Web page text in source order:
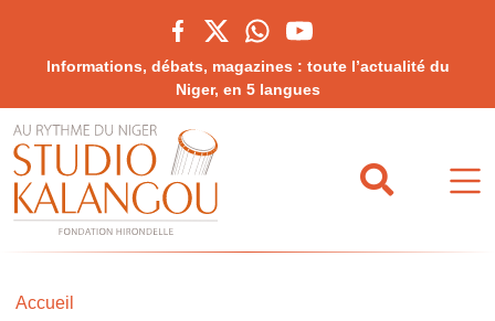
Informations, débats, magazines : toute l’actualité du
Niger, en 5 langues
Accueil